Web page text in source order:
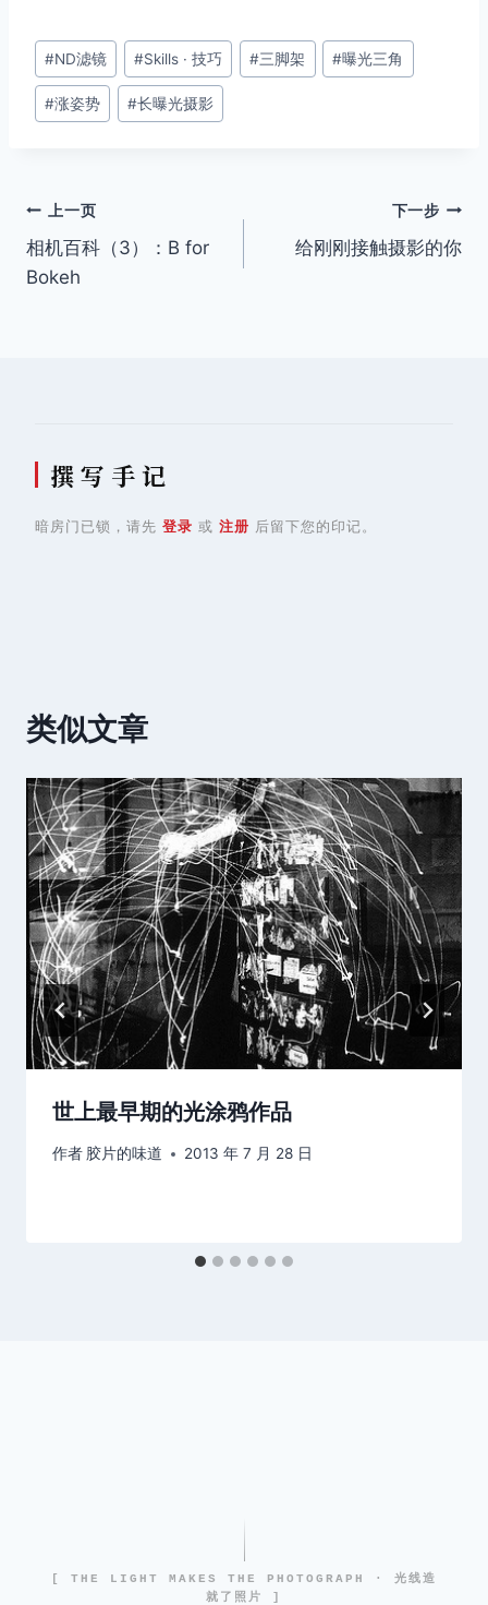
文
章
标
#ND滤镜 #Skills · 技巧 #三脚架 #曝光三角
#涨姿势 #长曝光摄影
文
章
上一页
相机百科（3）：B for
Bokeh
下一步
给刚刚接触摄影的你
撰 写 手 记
暗房门已锁，请先 登录 或 注册 后留下您的印记。
类似文章
世上最早期的光涂鸦作品
作者 胶片的味道 2013 年 7 月 28 日
[ THE LIGHT MAKES THE PHOTOGRAPH · 光线造
就了照片 ]